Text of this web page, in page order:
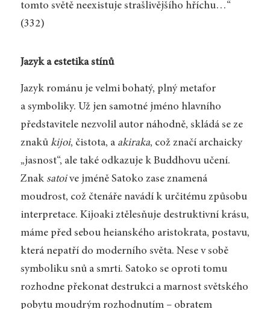
tomto světě neexistuje strašlivějšího hříchu…“
(332)
Jazyk a estetika stínů
Jazyk románu je velmi bohatý, plný metafor
a symboliky. Už jen samotné jméno hlavního
představitele nezvolil autor náhodně, skládá se ze
znaků kijoi, čistota, a akiraka, což značí archaicky
„jasnost“, ale také odkazuje k Buddhovu učení.
Znak satoive jméně Satoko zase znamená
moudrost, což čtenáře navádí k určitému způsobu
interpretace. Kijoaki ztělesňuje destruktivní krásu,
máme před sebou heianského aristokrata, postavu,
která nepatří do moderního světa. Nese v sobě
symboliku snů a smrti. Satoko se oproti tomu
rozhodne překonat destrukci a marnost světského
pobytu moudrým rozhodnutím – obratem